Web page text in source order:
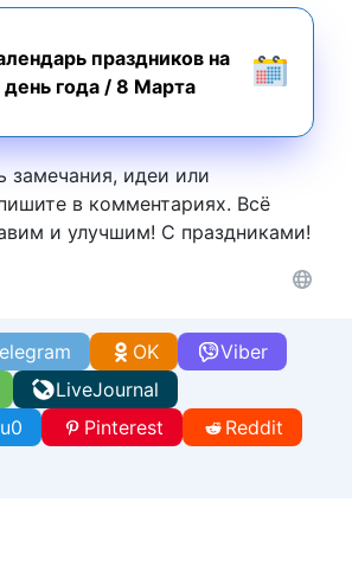
праздников на
года/ 8 Марта
замечания, идеи или
в комментариях. Всё
и улучшим! С праздниками!
Viber
OK
LiveJournal
0 Pinterest
Reddit